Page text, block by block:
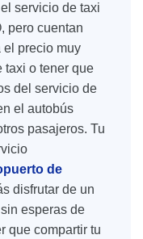
servicio de taxi
pero cuentan
el precio muy
taxi o tener que
del servicio de
el autobús
pasajeros. Tu
de
disfrutar de un
esperas de
que compartir tu